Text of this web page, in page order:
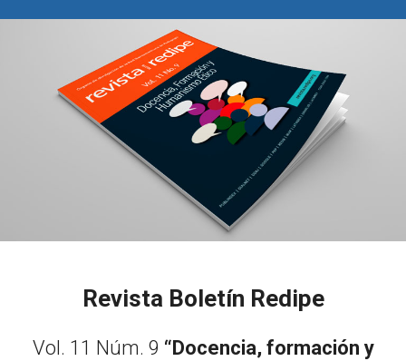
Revista Boletín Redipe
Vol. 11 Núm. 9 “Docencia, formación y